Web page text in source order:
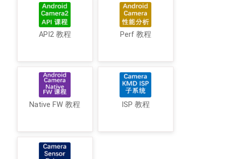
API2 教程 Perf 教程
Native FW 教程 ISP 教程